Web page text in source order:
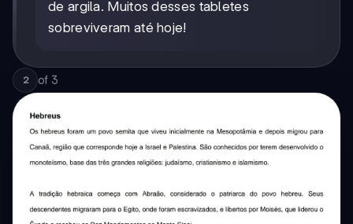
de argila. Muitos desses tabletes
sobreviveram até hoje!
2 of 3